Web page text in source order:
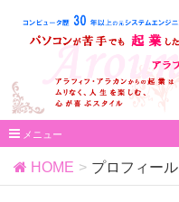
HOME プロフィール